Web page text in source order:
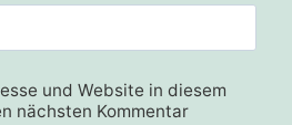
und Website in diesem
nächsten Kommentar